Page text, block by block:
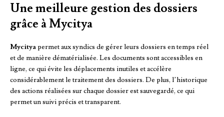
Une meilleure gestion des dossiers
grâce à Mycitya
Mycityapermet aux syndics de gérer leurs dossiers en temps réel
et de manière dématérialisée. Les documents sont accessibles en
ligne, ce qui évite les déplacements inutiles et accélère
considérablement le traitement des dossiers. De plus, l’historique
des actions réalisées sur chaque dossier est sauvegardé, ce qui
permet un suivi précis et transparent.